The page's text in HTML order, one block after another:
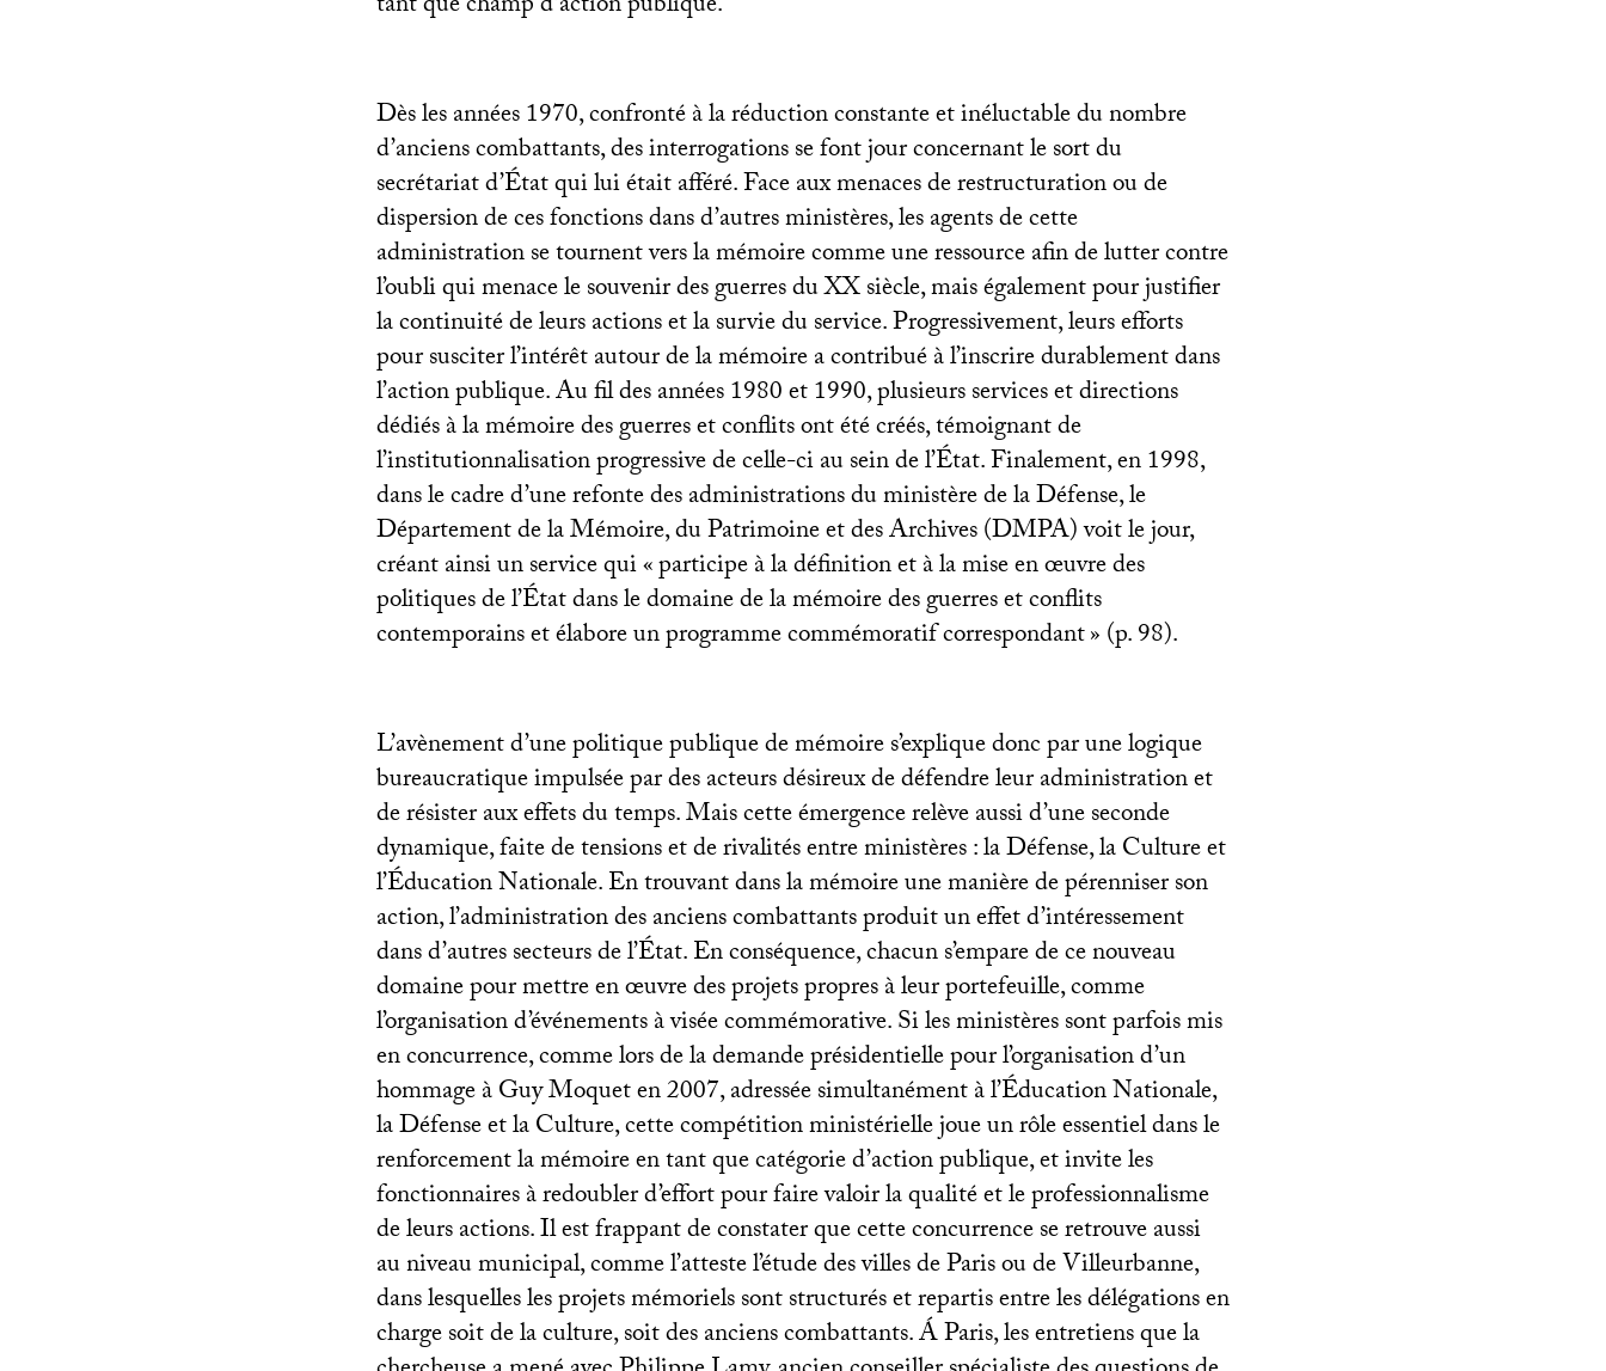
Dès les années 1970, confronté à la réduction constante et inéluctable du nombre
d’anciens combattants, des interrogations se font jour concernant le sort du
secrétariat d’État qui lui était afféré. Face aux menaces de restructuration ou de
dispersion de ces fonctions dans d’autres ministères, les agents de cette
administration se tournent vers la mémoire comme une ressource afin de lutter contre
l’oubli qui menace le souvenir des guerres duXXsiècle, mais également pour justifier
la continuité de leurs actions et la survie du service. Progressivement, leurs efforts
pour susciter l’intérêt autour de la mémoire a contribué à l’inscrire durablement dans
l’action publique. Au fil des années 1980 et 1990, plusieurs services et directions
dédiés à la mémoire des guerres et conflits ont été créés, témoignant de
l’institutionnalisation progressive de celle-ci au sein de l’État. Finalement, en 1998,
dans le cadre d’une refonte des administrations du ministère de la Défense, le
Département de la Mémoire, du Patrimoine et des Archives (DMPA) voit le jour,
créant ainsi un service qui «participe à la définition et à la mise en œuvre des
politiques de l’État dans le domaine de la mémoire des guerres et conflits
contemporains et élabore un programme commémoratif correspondant» (p. 98).
L’avènement d’une politique publique de mémoire s’explique donc par une logique
bureaucratique impulsée par des acteurs désireux de défendre leur administration et
de résister aux effets du temps. Mais cette émergence relève aussi d’une seconde
dynamique, faite de tensions et de rivalités entre ministères : la Défense, la Culture et
l’Éducation Nationale. En trouvant dans la mémoire une manière de pérenniser son
action, l’administration des anciens combattants produit un effet d’intéressement
dans d’autres secteurs de l’État. En conséquence, chacun s’empare de ce nouveau
domaine pour mettre en œuvre des projets propres à leur portefeuille, comme
l’organisation d’événements à visée commémorative. Si les ministères sont parfois mis
en concurrence, comme lors de la demande présidentielle pour l’organisation d’un
hommage à Guy Moquet en 2007, adressée simultanément à l’Éducation Nationale,
la Défense et la Culture, cette compétition ministérielle joue un rôle essentiel dans le
renforcement la mémoire en tant que catégorie d’action publique, et invite les
fonctionnaires à redoubler d’effort pour faire valoir la qualité et le professionnalisme
de leurs actions. Il est frappant de constater que cette concurrence se retrouve aussi
au niveau municipal, comme l’atteste l’étude des villes de Paris ou de Villeurbanne,
dans lesquelles les projets mémoriels sont structurés et repartis entre les délégations en
charge soit de la culture, soit des anciens combattants. Á Paris, les entretiens que la